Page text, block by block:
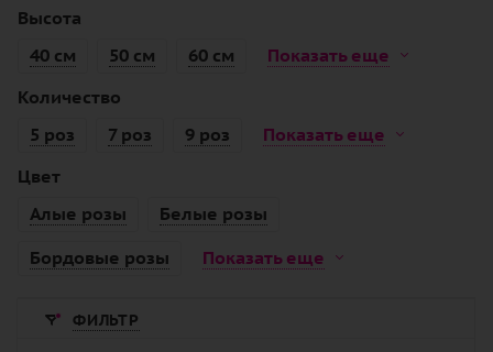
Высота
40 см
50 см 60 см
Показать еще
Количество
5 роз
7 роз 9 роз
Показать еще
Цвет
Алые розы
Белые розы
Бордовые розы
Показать еще
ФИЛЬТР